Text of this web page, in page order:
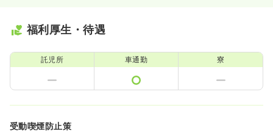
福利厚生・待遇
託児所 車通勤 寮
受動喫煙防止策